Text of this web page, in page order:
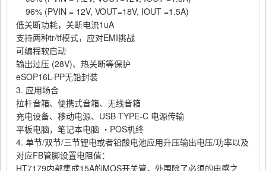
96% (PVIN = 12V, VOUT=18V, IOUT =1.5A)
低关断功耗，关断电流1uA
支持两种tr/tf模式，应对EMI挑战
可编程软启动
输出过压 (28V)、热关断等保护
eSOP16L-PP无铅封装
3. 应用场合
拉杆音箱、便携式音箱、无线音箱
充电设备、移动电源、 USB TYPE-C 电源传输
平板电脑，笔记本电脑 ・ POS机终
4. 单节/双节/三节锂电或者铅酸电池应用升压输出电压/功率以及
对应FB管脚设置电阻值：
HT7179内部集成15A的MOS开关管，外围除了必须的电感之